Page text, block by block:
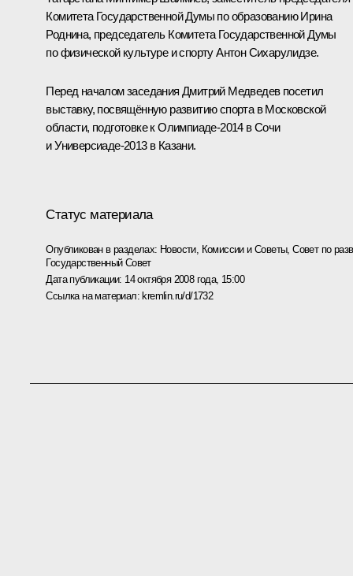
Комитета Государственной Думы по образованию Ирина
Роднина, председатель Комитета Государственной Думы
по физической культуре и спорту Антон Сихарулидзе.
Перед началом заседания Дмитрий Медведев посетил
выставку, посвящённую развитию спорта в Московской
области, подготовке к Олимпиаде-2014 в Сочи
и Универсиаде-2013 в Казани.
Статус материала
Опубликован в разделах: Новости, Комиссии и Советы,Совет по
Государственный Совет
Дата публикации: 14 октября 2008 года, 15:00
Ссылка на материал:kremlin.ru/d/1732